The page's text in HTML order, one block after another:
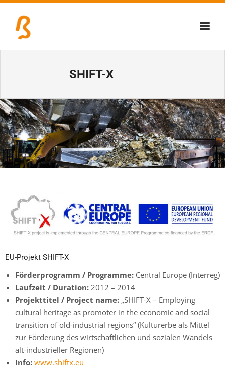
Erzbiennale
Tage der Industriekultur
Eisenstraßenmuseen
Veranstaltungen
SHIFT-X
EU-Projekt SHIFT-X
Förderprogramm / Programme: Central Europe (Interreg)
Laufzeit / Duration: 2012 – 2014
Projekttitel / Project name: „SHIFT-X – Employing
cultural heritage as promoter in the economic and social
transition of old-industrial regions“ (Kulturerbe als Mittel
zur Förderung des wirtschaftlichen und sozialen Wandels
alt-industrieller Regionen)
Info: www.shiftx.eu